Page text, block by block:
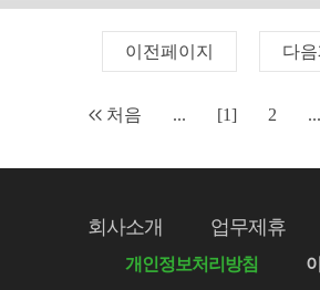
이전페이지 다음
처음 ... [1] 2 ...
회사소개 업무제휴
개인정보처리방침